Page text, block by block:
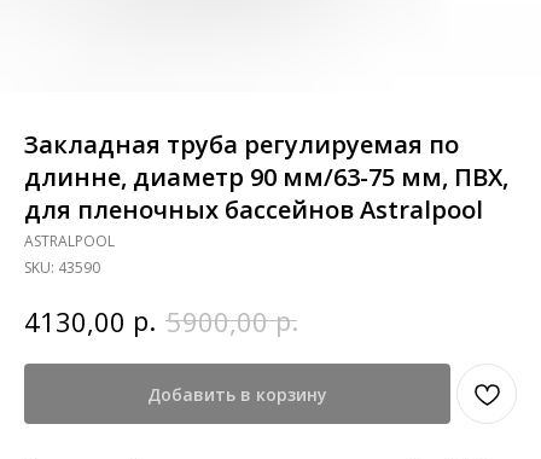
Закладная труба регулируемая по
длинне, диаметр 90 мм/63-75 мм, ПВХ,
для пленочных бассейнов Astralpool
ASTRALPOOL
SKU: 43590
4130,00 р. 5900,00 р.
Добавить в корзину